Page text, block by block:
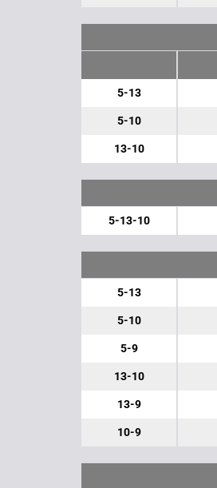
5-13
5-10
13-10
5-13-10
5-13
5-10
5-9
13-10
13-9
10-9